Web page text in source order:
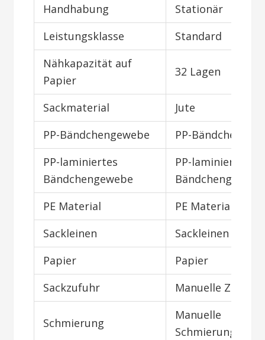
Handhabung
Stationär
Leistungsklasse
Standard
Nähkapazität auf
Papier
32 Lagen
Sackmaterial
Jute
PP-Bändchengewebe
PP-
PP-laminiertes
Bändchengewebe
PP-laminiertes
Bändchengewebe
PE Material
PE Material
Sackleinen
Sackleinen
Papier
Papier
Sackzufuhr
Manuelle
Schmierung
Manuelle
Schmierung